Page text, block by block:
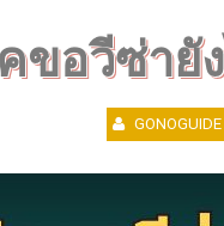
ขอวีซ่ายั
GONOGUIDE